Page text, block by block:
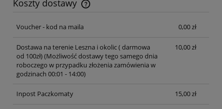
Koszty dostawy
Cena nie zawiera ewentualnych kosztów płatności
Voucher - kod na maila
0,00 zł
Dostawa na terenie Leszna i okolic ( darmowa
od 100zł)(Możliwość dostawy tego samego dnia
roboczego w przypadku złożenia zamówienia w
godzinach 00:01 - 14:00)
10,00 zł
Inpost Paczkomaty 15,00 zł